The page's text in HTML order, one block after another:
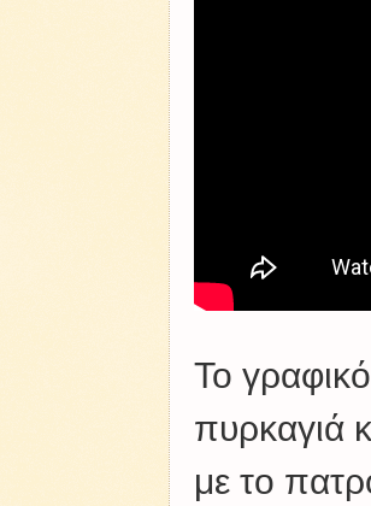
Το
πυρκαγιά
με το